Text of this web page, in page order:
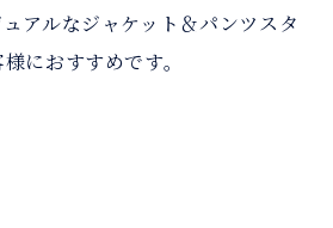
アルなジャケット＆パンツスタ
におすすめです。